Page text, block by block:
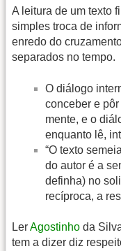
A leitura de um texto
simples troca de
enredo do
separados no tempo.
O diálogo
conceber e
mente, e o
enquanto lê,
“O texto
do autor é a
definha) no
recíproca, a
LerAgostinho da
tem a dizer diz